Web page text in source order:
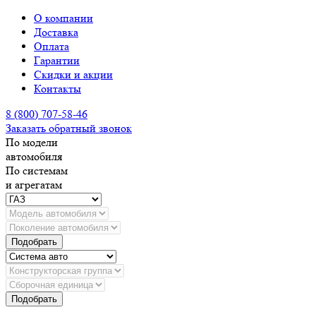
О компании
Доставка
Оплата
Гарантии
Скидки и акции
Контакты
8 (800) 707-58-46
Заказать обратный звонок
По модели
автомобиля
По системам
и агрегатам
Подобрать
Подобрать